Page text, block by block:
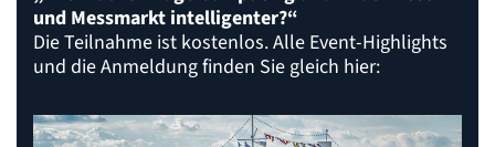
und Messmarkt intelligenter?“
Die Teilnahme ist kostenlos. Alle Event-Highlights
und die Anmeldung finden Sie gleich hier: